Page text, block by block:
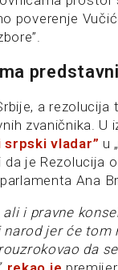
poverenje
a rezolucija
zvaničnika. U
srpski vladar” u
je Rezolucija
Ana
i pravne
narod jer će
da